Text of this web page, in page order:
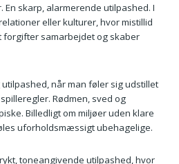
En skarp, alarmerende utilpashed. I
eller kulturer, hvor mistillid
forgifter samarbejdet og skaber
utilpashed, når man føler sig udstillet
Rødmen, sved og
Billedligt om miljøer uden klare
uforholdsmæssigt ubehagelige.
toneangivende utilpashed, hvor